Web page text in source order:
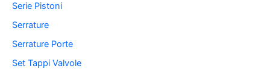
Serie Pistoni
Serrature
Serrature Porte
Set Tappi Valvole